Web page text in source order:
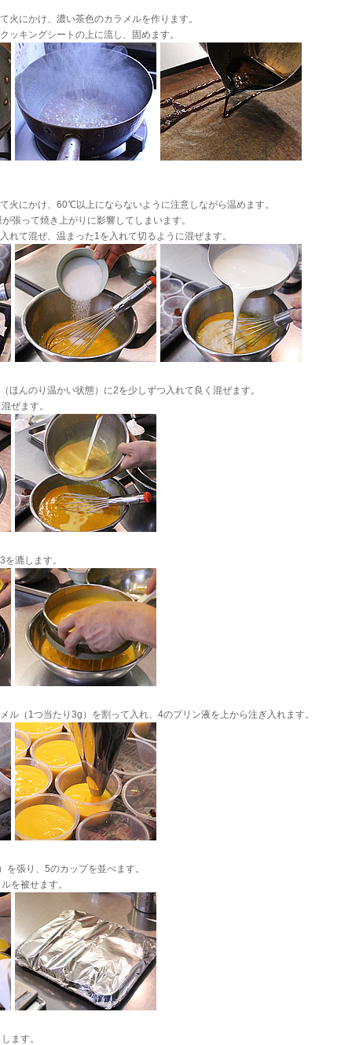
火にかけ、濃い茶色のカラメルを作ります。
ッキングシートの上に流し、固めます。
火にかけ、60℃以上にならないように注意しながら温めます。
って焼き上がりに影響してしまいます。
れて混ぜ、温まった1を入れて切るように混ぜます。
ほんのり温かい状態）に2を少しずつ入れて良く混ぜます。
ぜます。
漉します。
ル（1つ当たり3g）を割って入れ、4のプリン液を上から注ぎ入れます。
張り、5のカップを並べます。
を被せます。
ます。